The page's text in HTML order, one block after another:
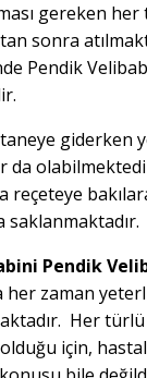
gereken
sonra
Pendik
giderken
da
reçeteye
saklanmaktadır.
Pendik
her zaman
Her
için,